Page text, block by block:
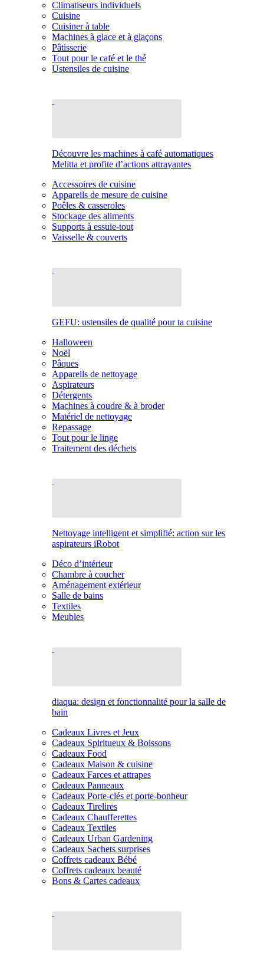
Climatiseurs individuels
Cuisine
Cuisiner à table
Machines à glace et à glaçons
Pâtisserie
Tout pour le café et le thé
Ustensiles de cuisine
Découvre les machines à café automatiques
Melitta et profite d’actions attrayantes
Accessoires de cuisine
Appareils de mesure de cuisine
Poêles & casseroles
Stockage des aliments
Supports à essuie-tout
Vaisselle & couverts
GEFU: ustensiles de qualité pour ta cuisine
Halloween
Noël
Pâques
Appareils de nettoyage
Aspirateurs
Détergents
Machines à coudre & à broder
Matériel de nettoyage
Repassage
Tout pour le linge
Traitement des déchets
Nettoyage intelligent et simplifié: action sur les
aspirateurs iRobot
Déco d’intérieur
Chambre à coucher
Aménagement extérieur
Salle de bains
Textiles
Meubles
diaqua: design et fonctionnalité pour la salle de
bain
Cadeaux Livres et Jeux
Cadeaux Spiritueux & Boissons
Cadeaux Food
Cadeaux Maison & cuisine
Cadeaux Farces et attrapes
Cadeaux Panneaux
Cadeaux Porte-clés et porte-bonheur
Cadeaux Tirelires
Cadeaux Chaufferettes
Cadeaux Textiles
Cadeaux Urban Gardening
Cadeaux Sachets surprises
Coffrets cadeaux Bébé
Coffrets cadeaux beauté
Bons & Cartes cadeaux